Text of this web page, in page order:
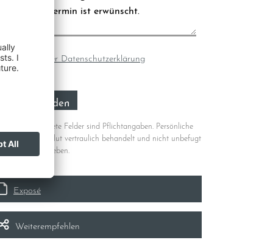
Ich bin mit der Datenschutzerklärung
* gekennzeichnete Felder sind Pflichtangaben. Persönliche
werden absolut vertraulich behandelt und nicht unbefugt
Dritte weitergegeben.
Exposé
Weiterempfehlen